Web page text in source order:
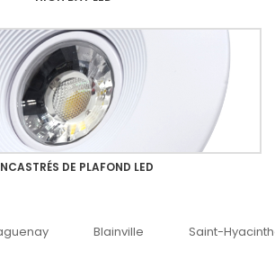
DE PLAFOND LED
Saint-Hyacinthe Ottawa